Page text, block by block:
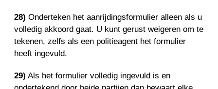
28) Onderteken het aanrijdingsformulier alleen als u
volledig akkoord gaat. U kunt gerust weigeren om te
tekenen, zelfs als een politieagent het formulier
heeft ingevuld.
29) Als het formulier volledig ingevuld is en